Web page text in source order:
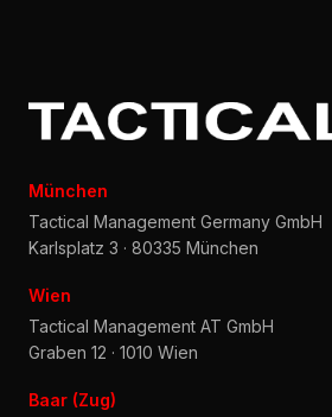
München
Tactical Management Germany GmbH
Karlsplatz 3 · 80335 München
Wien
Tactical Management AT GmbH
Graben 12 · 1010 Wien
Baar (Zug)